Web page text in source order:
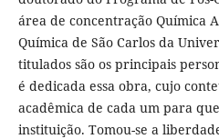
área de concentração Química
Química de São Carlos da
titulados são os principais
é dedicada essa obra, cujo
acadêmica de cada um para
instituição. Tomou-se a